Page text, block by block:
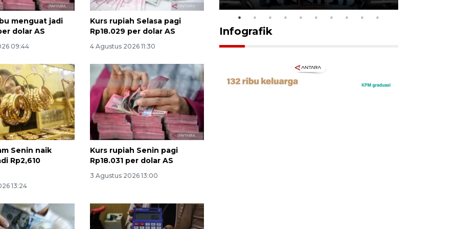
menguat jadi
dolar AS
09:44
Kurs rupiah Selasa pagi
Rp18.029 per dolar AS
4 Agustus 2026 11:30
Senin naik
Rp2,610
13:24
Kurs rupiah Senin pagi
Rp18.031 per dolar AS
3 Agustus 2026 13:00
Infografik